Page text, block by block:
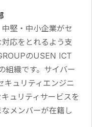
堅・中小企業がセ
応をとれるよう支
のUSEN ICT
組織です。サイバー
キュリティエンジニ
ュリティサービスを
メンバーが在籍し